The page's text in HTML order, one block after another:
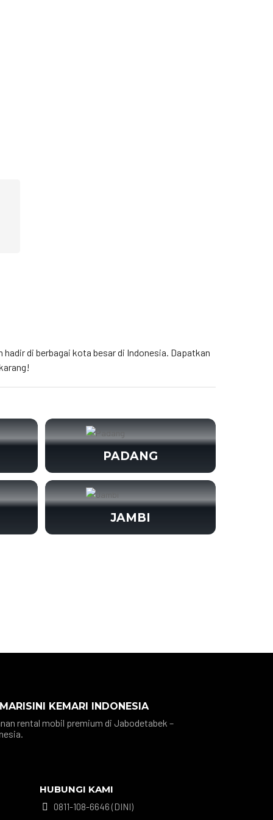
di berbagai kota besar di Indonesia. Dapatkan
PADANG
JAMBI
KEMARI INDONESIA
rental mobil premium di Jabodetabek –
HUBUNGI KAMI
 0811-108-6646 (DINI)